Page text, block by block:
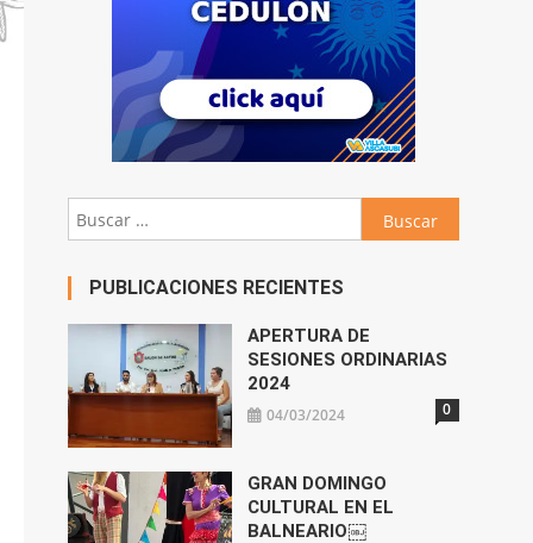
Buscar:
PUBLICACIONES RECIENTES
APERTURA DE
SESIONES ORDINARIAS
2024
04/03/2024 0
GRAN DOMINGO
CULTURAL EN EL
BALNEARIO￼